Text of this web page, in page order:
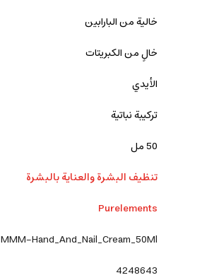
خالية من البارابين
خالٍ من الكبريتات
الأيدي
تركيبة نباتية
50 مل
تنظيف البشرة والعناية بالبشرة
Purelements
MMM-Hand_And_Nail_Cream_50Ml
4248643